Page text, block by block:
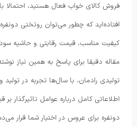
فروش کالای خواب فعال هستید، احتمالا
افتاده‌اید که چطور می‌توان روتختی
کیفیت مناسب، قیمت رقابتی و حاشیه
مقاله دقیقا برای پاسخ به همین نیاز
تولیدی رادمان، با سال‌ها تجربه در
اطلاعاتی کامل درباره عوامل تاثیرگذار
دونفره برای عروس در اختیار شما قرار